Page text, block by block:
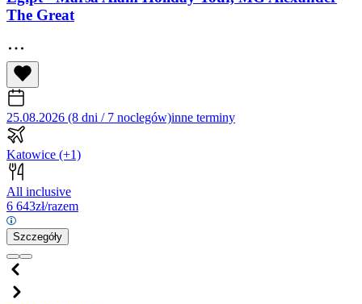
The Great
25.08.2026 (8 dni / 7 noclegów)inne terminy
Katowice (+1)
All inclusive
6 643zł/razem
Szczegóły